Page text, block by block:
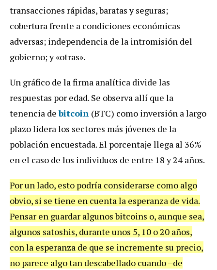
transacciones rápidas, baratas y seguras;
cobertura frente a condiciones económicas
adversas; independencia de la intromisión del
gobierno; y «otras».
Un gráfico de la firma analítica divide las
respuestas por edad. Se observa allí que la
tenencia debitcoin (BTC) como inversión a largo
plazo lidera los sectores más jóvenes de la
población encuestada. El porcentaje llega al 36%
en el caso de los individuos de entre 18 y 24 años.
Por un lado, esto podría considerarse como algo
obvio, si se tiene en cuenta la esperanza de vida.
Pensar en guardar algunos bitcoins o, aunque sea,
algunos satoshis, durante unos 5, 10 o 20 años,
con la esperanza de que se incremente su precio,
no parece algo tan descabellado cuando –de